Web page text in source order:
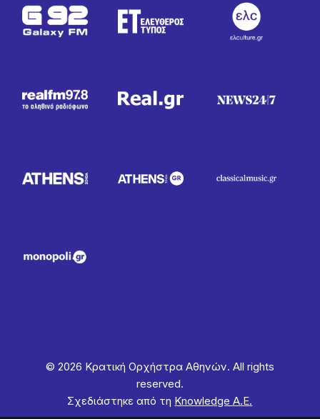
© 2026 Κρατική Ορχήστρα Αθηνών. All rights
reserved.
Σχεδιάστηκε από τη Knowledge Α.Ε.